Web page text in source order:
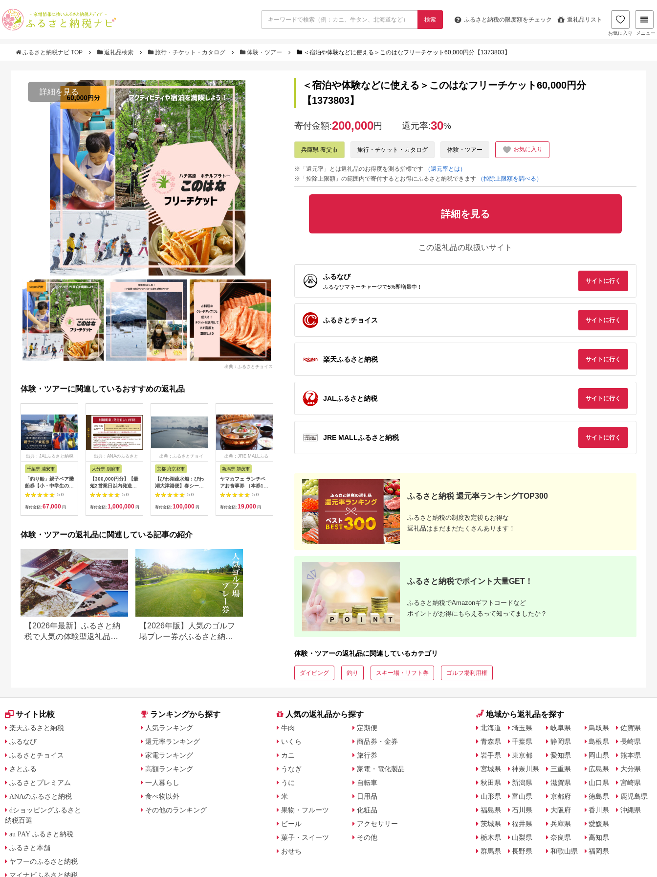
検索 ふるさと納税の限度額をチェック 返礼品リスト
お気に入り メニュー
ふるさと納税ナビ TOP 返礼品検索 旅行・チケット・カタログ 体験・ツアー ＜宿泊や体験などに使える＞このはなフリーチケット60,000円分【1373803】
詳細を見る
出典：ふるさとチョイス
体験・ツアーに関連しているおすすめの返礼品
出典：JALふるさと納税
千葉県 浦安市
「釣り船」親子ペア乗
船券【小・中学生のお
子様】
5.0
寄付金額: 67,000 円
出典：ANAのふるさと
大分県 別府市
【300,000円分】【最
短2営業日以内発送】
別府市内の旅館やホテ
ルで使用できる宿泊補
助券 楽しい旅の思い
円 30万円 ホテル 旅
館 温泉 旅行 観光 ト
お泊り 別府温泉 別府
観光 地獄めぐり 旅 お
すすめ 人気 体験型 節
約_B030-007
5.0
寄付金額: 1,000,000 円
出典：ふるさとチョイ
京都 府京都市
【びわ湖疏水船：びわ
湖大津港便】春シーズ
ン先行予約権（２名様
分の乗船予約の権利）
5.0
寄付金額: 100,000 円
出典：JRE MALLふる
新潟県 加茂市
ヤマカフェ ランチペ
アお食事券 （本券1枚
で2名様ご利用）北越
の小京都の老舗割烹
「山重」料亭ランチペ
5.0
寄付金額: 19,000 円
田舎そば打ち体験(体
験交流型メニュー)( 体
験 田舎 自然 松浦市
そば そば打ち )【D3-
5.0
寄付金額:33,000
【小田原市】JTBふる
さと旅行クーポン
（150,000円分）有効
期間3年（Eメール発
行）｜予約 宿泊 観光
体験 温泉 ホテル 旅館
チケット 子供 子連れ
カップル 家族 店頭 オ
ンライン ネット 電話
5.0
寄付金額: 500,000円
さと旅行クーポン
（30,000円分）有効
体験 温泉 ホテル 旅館
チケット 子供 子連れ
5.0
（3,000円分）有効期
間3年（Eメール発
チケット 子供 子連れ
カップル 家族 店頭 オ
ンライン ネット 電話
5.0
（15,000円分） 有効
期間3年（Eメール発
体験・ツアーの返礼品に関連している記事の紹介
【2026年最新】ふるさと納
税で人気の体験型返礼品！
【2026年版】人気のゴルフ
場プレー券がふるさと納税
＜宿泊や体験などに使える＞このはなフリーチケット60,000円分
【1373803】
寄付金額:200,000円 還元率:30%
兵庫県 養父市 旅行・チケット・カタログ 体験・ツアー お気に入り
※「還元率」とは返礼品のお得度を測る指標です
（還元率とは）
※「控除上限額」の範囲内で寄付するとお得にふるさと納税できます
（控除上限額を調べる）
詳細を見る
この返礼品の取扱いサイト
ふるなび
ふるなびマネーチャージで5%即増量中！
サイトに行く
ふるさとチョイス サイトに行く
楽天ふるさと納税 サイトに行く
JALふるさと納税 サイトに行く
JRE MALLふるさと納税 サイトに行く
ふるさと納税 還元率ランキングTOP300
ふるさと納税の制度改定後もお得な
返礼品はまだまだたくさんあります！
ふるさと納税でポイント大量GET！
ふるさと納税でAmazonギフトコードなど
ポイントがお得にもらえるって知ってましたか？
体験・ツアーの返礼品に関連しているカテゴリ
ダイビング 釣り スキー場・リフト券 ゴルフ場利用権
サイト比較
楽天ふるさと納税
ふるなび
ふるさとチョイス
さとふる
ふるさとプレミアム
ANAのふるさと納税
dショッピングふるさと
納税百選
au PAY ふるさと納税
ふるさと本舗
ヤフーのふるさと納税
マイナビふるさと納税
ランキングから探す
人気ランキング
還元率ランキング
家電ランキング
高額ランキング
一人暮らし
食べ物以外
その他のランキング
人気の返礼品から探す
牛肉
いくら
カニ
うなぎ
うに
米
果物・フルーツ
ビール
菓子・スイーツ
おせち
定期便
商品券・金券
旅行券
家電・電化製品
自転車
日用品
化粧品
アクセサリー
その他
地域から返礼品を探す
北海道
青森県
岩手県
宮城県
秋田県
山形県
福島県
茨城県
栃木県
群馬県
埼玉県
千葉県
東京都
神奈川県
新潟県
富山県
石川県
福井県
山梨県
長野県
岐阜県
静岡県
愛知県
三重県
滋賀県
京都府
大阪府
兵庫県
奈良県
和歌山県
鳥取県
島根県
岡山県
広島県
山口県
徳島県
香川県
愛媛県
高知県
福岡県
佐賀県
長崎県
熊本県
大分県
宮崎県
鹿児島県
沖縄県